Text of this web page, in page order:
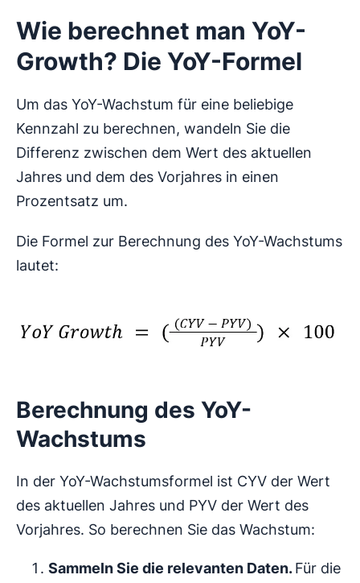
Wie berechnet man YoY-
Growth? Die YoY-Formel
Um das YoY-Wachstum für eine beliebige
Kennzahl zu berechnen, wandeln Sie die
Differenz zwischen dem Wert des aktuellen
Jahres und dem des Vorjahres in einen
Prozentsatz um.
Die Formel zur Berechnung des YoY-Wachstums
lautet:
Berechnung des YoY-
Wachstums
In der YoY-Wachstumsformel ist CYV der Wert
des aktuellen Jahres und PYV der Wert des
Vorjahres. So berechnen Sie das Wachstum:
Sammeln Sie die relevanten Daten.Für die